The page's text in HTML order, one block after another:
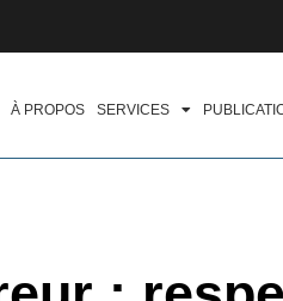
À PROPOS SERVICES